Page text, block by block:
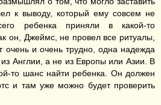
к выводу, который ему совсем не
ребенка приняли в какой-то
он, Джеймс, не провел все ритуалы,
очень и очень трудно, одна надежда
Англии, а не из Европы или Азии. В
то шанс найти ребенка. Он должен
и там уже можно будет проверить